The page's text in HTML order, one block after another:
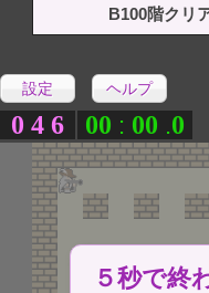
B100階クリ
設定 ヘルプ
0 4 6 00 : 00 .0
５秒で終